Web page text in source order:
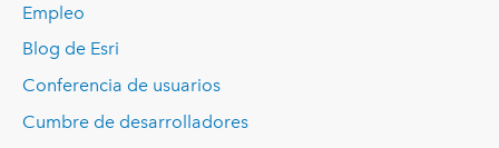
Empleo
Blog de Esri
Conferencia de usuarios
Cumbre de desarrolladores